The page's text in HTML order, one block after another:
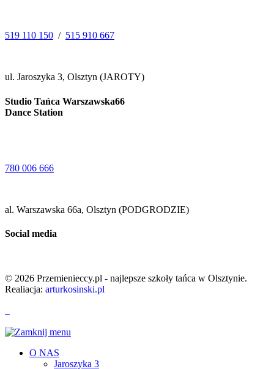
519 110 150 / 515 910 667
ul. Jaroszyka 3, Olsztyn (JAROTY)
Studio Tańca Warszawska66
Dance Station
780 006 666
al. Warszawska 66a, Olsztyn (PODGRODZIE)
Social media
© 2026 Przemienieccy.pl - najlepsze szkoły tańca w Olsztynie.
Realiacja: arturkosinski.pl
O NAS
Jaroszyka 3